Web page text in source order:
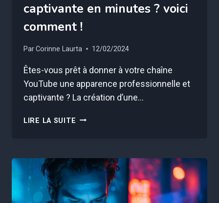
captivante en minutes ? voici
comment !
ParCorinne Laurta 12/02/2024
Êtes-vous prêt à donner à votre chaîne
YouTube une apparence professionnelle et
captivante ? La création d’une…
LIRE LA SUITE VOTRE
EN
MINUTES
?
VOICI